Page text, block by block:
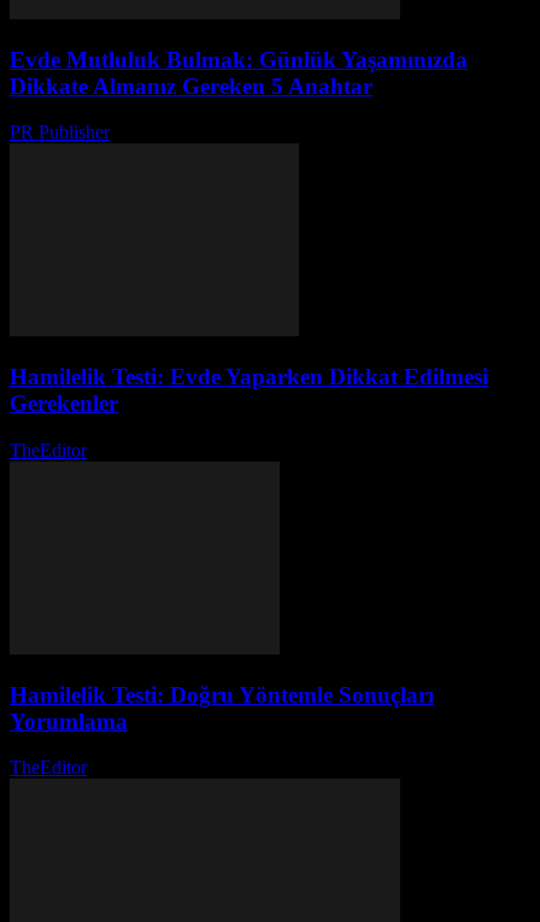
Evde Mutluluk Bulmak: Günlük Yaşamınızda
Dikkate Almanız Gereken 5 Anahtar
PR Publisher-
Hamilelik Testi: Evde Yaparken Dikkat Edilmesi
Gerekenler
TheEditor-
Hamilelik Testi: Doğru Yöntemle Sonuçları
Yorumlama
TheEditor-